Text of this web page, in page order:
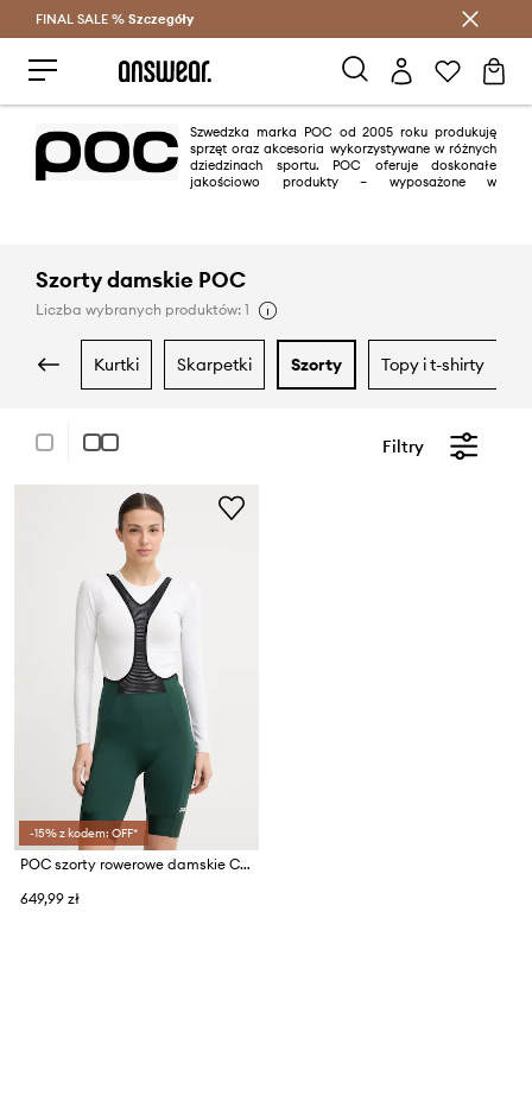
Oszczędzaj z Answear Club >
FINAL SALE % Szczegóły
Szwedzka marka POC od 2005 roku produkuję
sprzęt oraz akcesoria wykorzystywane w różnych
dziedzinach sportu. POC oferuje doskonałe
jakościowo produkty – wyposażone w
produktów sportowych, nieustannie się rozwijając i opracowując coraz
nowocześniejsze akcesoria oraz specjalistyczną odzież.
Szorty damskie POC
Liczba wybranych produktów: 1
kurtki skarpetki szorty topy i t-shirty
Filtry
-15% z kodem: OFF*
POC szorty rowerowe damskie Cadence
649,99 zł